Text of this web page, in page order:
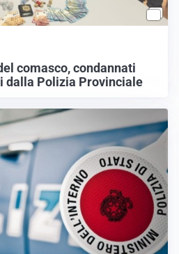
comasco, condannati
dalla Polizia Provinciale